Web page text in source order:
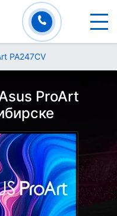
PA247CV
ProArt